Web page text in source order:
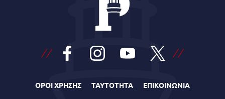
ΟΡΟΙ ΧΡΗΣΗΣ ΤΑΥΤΟΤΗΤΑ ΕΠΙΚΟΙΝΩΝΙΑ